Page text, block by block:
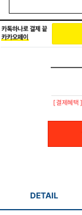
[ 결제혜택 ]
DETAIL